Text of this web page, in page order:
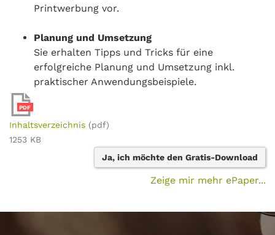
Printwerbung vor.
Planung und Umsetzung
Sie erhalten Tipps und Tricks für eine
erfolgreiche Planung und Umsetzung inkl.
praktischer Anwendungsbeispiele.
PDF
Inhaltsverzeichnis (pdf)
1253 KB
Ja, ich möchte den Gratis-Download
Zeige mir mehr ePaper...